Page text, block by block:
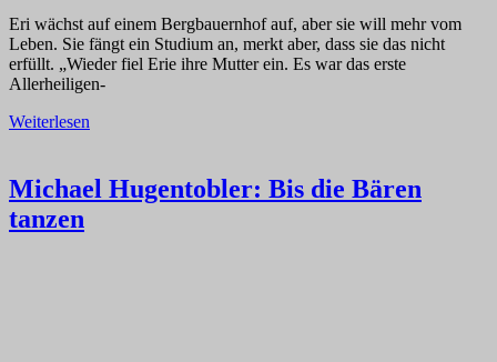
Eri wächst auf einem Bergbauernhof auf, aber sie will mehr vom
Leben. Sie fängt ein Studium an, merkt aber, dass sie das nicht
erfüllt. „Wieder fiel Erie ihre Mutter ein. Es war das erste
Allerheiligen-
Weiterlesen
Michael Hugentobler: Bis die Bären
tanzen